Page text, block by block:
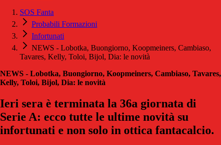
SOS Fanta
Probabili Formazioni
Infortunati
NEWS - Lobotka, Buongiorno, Koopmeiners, Cambiaso,
Tavares, Kelly, Toloi, Bijol, Dia: le novità
NEWS - Lobotka, Buongiorno, Koopmeiners, Cambiaso, Tavares,
Kelly, Toloi, Bijol, Dia: le novità
Ieri sera è terminata la 36a giornata di
Serie A: ecco tutte le ultime novità su
infortunati e non solo in ottica fantacalcio.